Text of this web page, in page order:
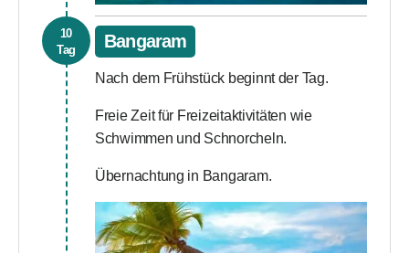
10
Tag
Bangaram
Nach dem Frühstück beginnt der Tag.
Freie Zeit für Freizeitaktivitäten wie
Schwimmen und Schnorcheln.
Übernachtung in Bangaram.